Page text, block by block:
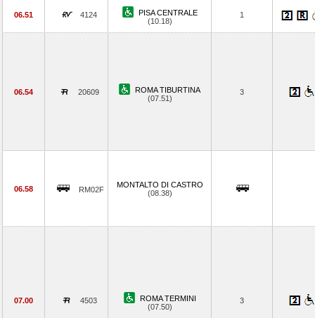
06.51 4124
PISA CENTRALE
(10.18)
1
06.54 20609
ROMA TIBURTINA
(07.51)
3
06.58 RM02F
MONTALTO DI CASTRO
(08.38)
07.00 4503
ROMA TERMINI
(07.50)
3